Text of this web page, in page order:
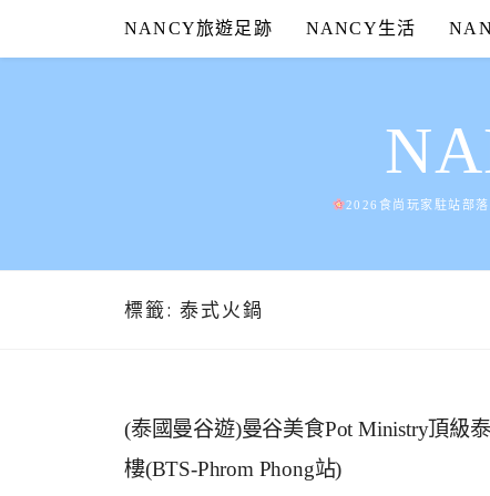
content
NANCY旅遊足跡 NANCY生活
2026食尚玩家駐站部落
標籤: 泰式火鍋
(泰國曼谷遊)曼谷美食Pot Ministry頂級
樓(BTS-Phrom Phong站)